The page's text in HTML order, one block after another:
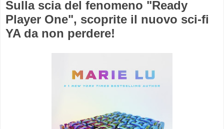
Sulla scia del fenomeno "Ready
Player One", scoprite il nuovo sci-fi
YA da non perdere!